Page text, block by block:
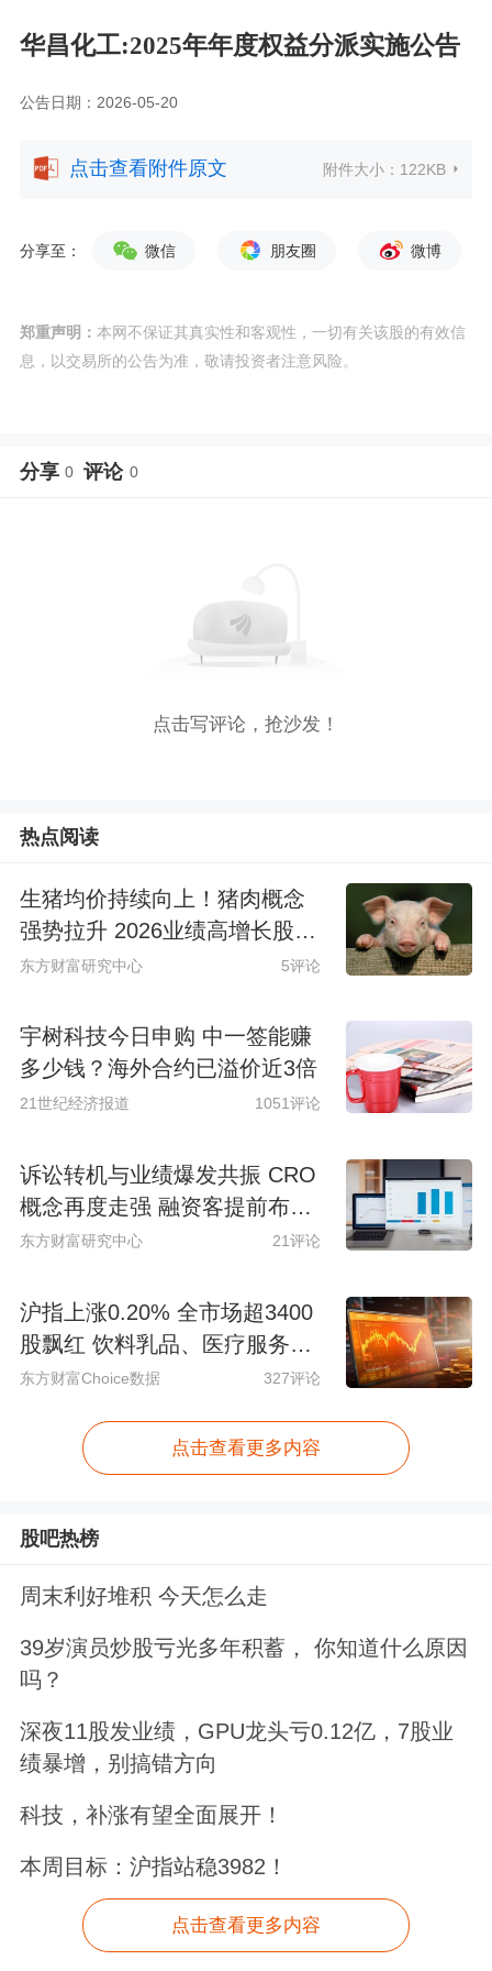
华昌化工:2025年年度权益分派实施公告
公告日期：2026-05-20
点击查看附件原文 附件大小： 122KB
分享至： 微信 朋友圈 微博
郑重声明： 本网不保证其真实性和客观性，一切有关该股的有效信
息，以交易所的公告为准，敬请投资者注意风险。
分享 0 评论 0
点击写评论，抢沙发！
热点阅读
生猪均价持续向上！猪肉概念
强势拉升 2026业绩高增长股来
了
东方财富研究中心 5评论
宇树科技今日申购 中一签能赚
多少钱？海外合约已溢价近3倍
21世纪经济报道 1051评论
诉讼转机与业绩爆发共振 CRO
概念再度走强 融资客提前布局
多股(名单)
东方财富研究中心 21评论
沪指上涨0.20% 全市场超3400
股飘红 饮料乳品、医疗服务领
涨
东方财富Choice数据 327评论
点击查看更多内容
股吧热榜
周末利好堆积 今天怎么走
39岁演员炒股亏光多年积蓄， 你知道什么原因
吗？
深夜11股发业绩，GPU龙头亏0.12亿，7股业
绩暴增，别搞错方向
科技，补涨有望全面展开！
本周目标：沪指站稳3982！
点击查看更多内容